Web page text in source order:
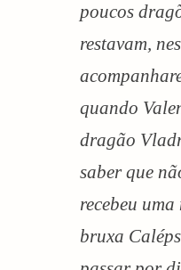
poucos
restavam,
quando
dragão
saber que
recebeu
bruxa